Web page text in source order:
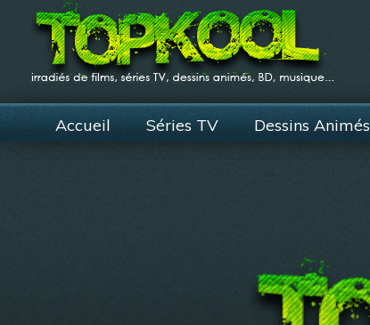
Accueil Séries TV Dessins Animés